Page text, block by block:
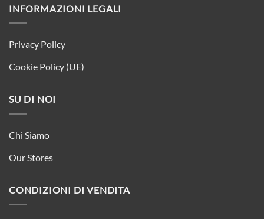
INFORMAZIONI LEGALI
Privacy Policy
Cookie Policy (UE)
SU DI NOI
Chi Siamo
Our Stores
CONDIZIONI DI VENDITA